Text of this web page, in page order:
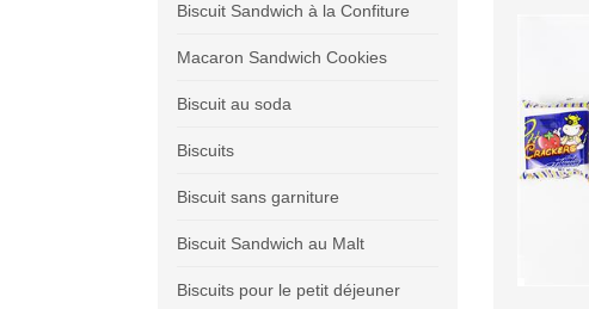
Biscuit Sandwich à la Confiture
Macaron Sandwich Cookies
Biscuit au soda
Biscuits
Biscuit sans garniture
Biscuit Sandwich au Malt
Biscuits pour le petit déjeuner